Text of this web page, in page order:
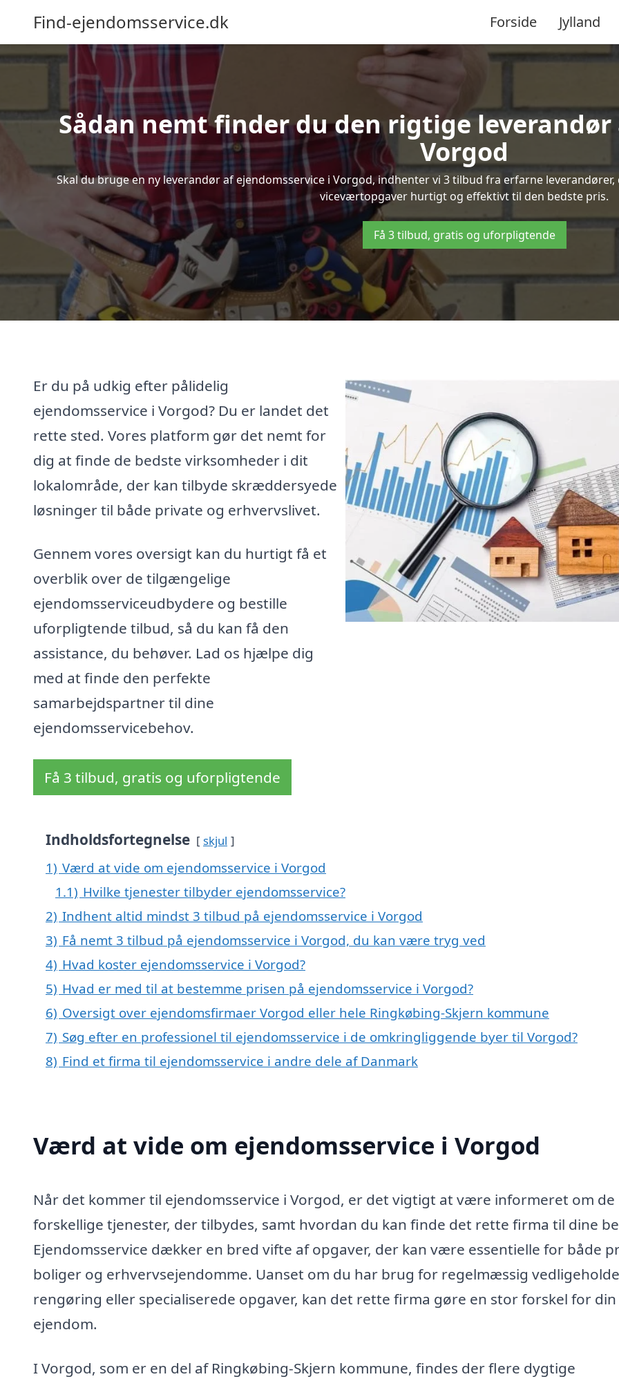
Find-ejendomsservice.dk Forside Jylland
Sådan nemt finder du den rigtige
Vorgod
Skal du bruge en ny leverandør af ejendomsservice i Vorgod, indhenter vi 3 tilbud fra erfarne
viceværtopgaver hurtigt og effektivt til den bedste pris.
Få 3 tilbud, gratis og uforpligtende
Er du på udkig efter pålidelig
ejendomsservice i Vorgod? Du er landet det
rette sted. Vores platform gør det nemt for
dig at finde de bedste virksomheder i dit
lokalområde, der kan tilbyde skræddersyede
løsninger til både private og erhvervslivet.
Gennem vores oversigt kan du hurtigt få et
overblik over de tilgængelige
ejendomsserviceudbydere og bestille
uforpligtende tilbud, så du kan få den
assistance, du behøver. Lad os hjælpe dig
med at finde den perfekte
samarbejdspartner til dine
ejendomsservicebehov.
Få 3 tilbud, gratis og uforpligtende
Indholdsfortegnelse skjul
1) Værd at vide om ejendomsservice i Vorgod
1.1) Hvilke tjenester tilbyder ejendomsservice?
2) Indhent altid mindst 3 tilbud på ejendomsservice i Vorgod
3) Få nemt 3 tilbud på ejendomsservice i Vorgod, du kan være tryg ved
4) Hvad koster ejendomsservice i Vorgod?
5) Hvad er med til at bestemme prisen på ejendomsservice i Vorgod?
6) Oversigt over ejendomsfirmaer Vorgod eller hele Ringkøbing-Skjern kommune
7) Søg efter en professionel til ejendomsservice i de omkringliggende byer til Vorgod?
8) Find et firma til ejendomsservice i andre dele af Danmark
Værd at vide om ejendomsservice i Vorgod
Når det kommer til ejendomsservice i Vorgod, er det vigtigt at være informeret om de
forskellige tjenester, der tilbydes, samt hvordan du kan finde det rette firma til dine
Ejendomsservice dækker en bred vifte af opgaver, der kan være essentielle for både
boliger og erhvervsejendomme. Uanset om du har brug for regelmæssig
rengøring eller specialiserede opgaver, kan det rette firma gøre en stor forskel for din
ejendom.
I Vorgod, som er en del af Ringkøbing-Skjern kommune, findes der flere dygtige